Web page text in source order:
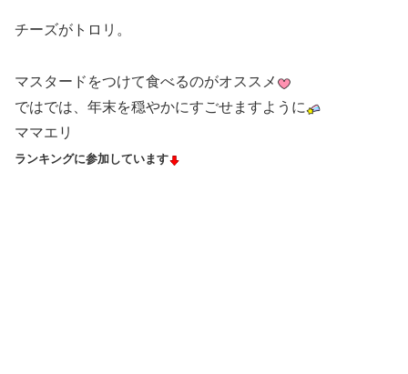
チーズがトロリ。
マスタードをつけて食べるのがオススメ
ではでは、年末を穏やかにすごせますように
ママエリ
ランキングに参加しています